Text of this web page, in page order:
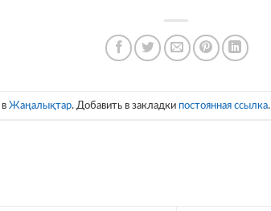
Жаңалықтар. Добавить в закладки постоянная ссылка.